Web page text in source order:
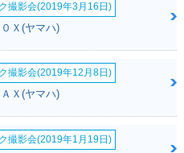
撮影会(2019年3月16日)
Ｘ(ヤマハ)
撮影会(2019年12月8日)
Ｘ(ヤマハ)
撮影会(2019年1月19日)